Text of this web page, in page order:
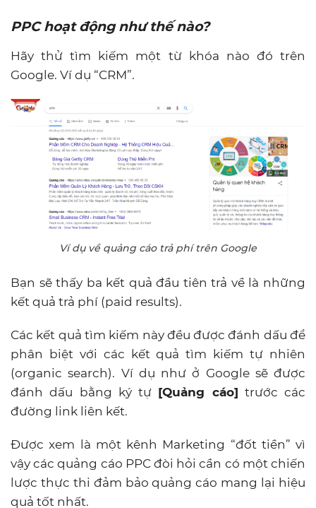
PPC hoạt động như thế nào?
Hãy thử tìm kiếm một từ khóa nào đó trên
Google. Ví dụ “CRM”.
Ví dụ về quảng cáo trả phí trên Google
Bạn sẽ thấy ba kết quả đầu tiên trả về là những
kết quả trả phí (paid results).
Các kết quả tìm kiếm này đều được đánh dấu để
phân biệt với các kết quả tìm kiếm tự nhiên
(organic search). Ví dụ như ở Google sẽ được
đánh dấu bằng ký tự [Quảng cáo] trước các
đường link liên kết.
Được xem là một kênh Marketing “đốt tiền” vì
vậy các quảng cáo PPC đòi hỏi cần có một chiến
lược thực thi đảm bảo quảng cáo mang lại hiệu
quả tốt nhất.